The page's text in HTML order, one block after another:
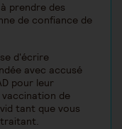
prendre des
de confiance de
d'écrire
avec accusé
pour leur
de
tant que vous
traitant.